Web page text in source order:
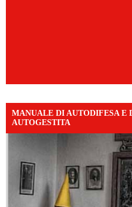
MANUALE DI AUTODIFESA E
AUTOGESTITA